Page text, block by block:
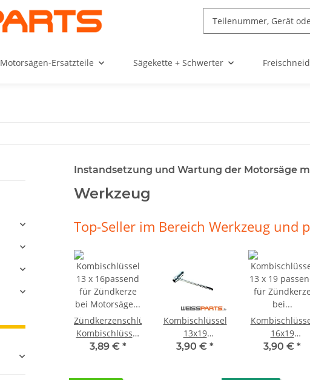
Motorsägen-Ersatzteile Sägekette + Schwerter
Instandsetzung und Wartung der Motorsäge
Werkzeug
Top-Seller im Bereich Werkzeug und
Zündkerzenschlüssel
Kombischlüssel
13x16 für
3,89 € *
Kombischlüssel
13x19
Zündkerzenschlüssel
3,90 € *
16x19
3,90 € *